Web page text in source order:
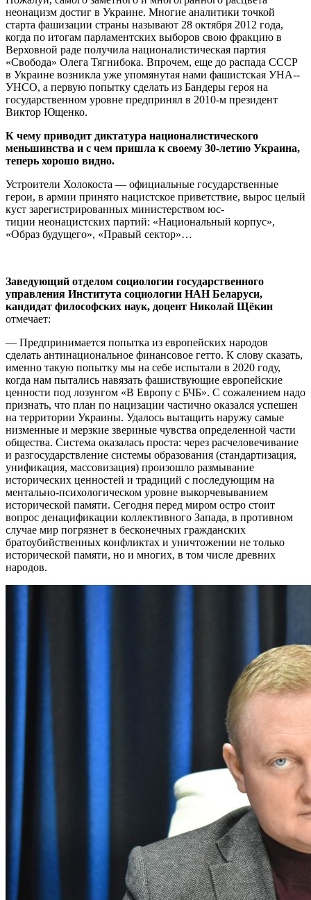
неонацизм достиг в Украине. Многие аналитики точкой
старта фашизации страны называют 28 октября 2012 года,
когда по итогам парламентских выборов свою фракцию в
Верховной раде получила националистическая партия
«Свобода» Олега Тягнибока. Впрочем, еще до распада ­СССР
в Украине возникла уже упомянутая нами фашистская УНА-­
УНСО, а первую попытку сделать из Бандеры героя на
государственном уровне предпринял в 2010-м президент
Виктор Ющенко.
К чему приводит диктатура националистического
меньшинства и с чем пришла к своему 30-летию Украина,
теперь хорошо видно.
Устроители Холокоста — официальные государственные
герои, в армии принято нацистское приветствие, вырос целый
куст зарегистрированных министерством юс-
тиции неонацистских партий: «Национальный корпус»,
«Образ будущего», «Правый сектор»…
Заведующий отделом социологии государственного
управления Института социологии НАН Беларуси,
кандидат философских наук, доцент Николай Щёкин
отмечает:
— Предпринимается попытка из европейских народов
сделать антинациональное финансовое гетто. К слову сказать,
именно такую попытку мы на себе испытали в 2020 году,
когда нам пытались навязать фашиствующие европейские
ценности под лозунгом «В Европу с БЧБ». С сожалением надо
признать, что план по нацизации частично оказался успешен
на территории Украины. Удалось вытащить наружу самые
низменные и мерзкие звериные чувства определенной части
общества. Система оказалась проста: через расчеловечивание
и разгосударствление системы образования (стандартизация,
унификация, массовизация) произошло размывание
исторических ценностей и традиций с последующим на
ментально-психологическом уровне выкорчевыванием
исторической памяти. Сегодня перед миром остро стоит
вопрос денацификации коллективного Запада, в противном
случае мир погрязнет в бесконечных гражданских
братоубийственных конфликтах и уничтожении не только
исторической памяти, но и многих, в том числе древних
народов.